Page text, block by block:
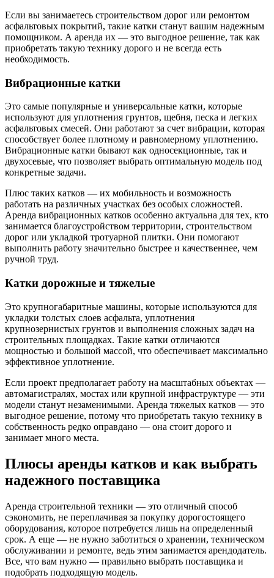
Если вы занимаетесь строительством дорог или ремонтом
асфальтовых покрытий, такие катки станут вашим надежным
помощником. А аренда их — это выгодное решение, так как
приобретать такую технику дорого и не всегда есть
необходимость.
Вибрационные катки
Это самые популярные и универсальные катки, которые
используют для уплотнения грунтов, щебня, песка и легких
асфальтовых смесей. Они работают за счет вибрации, которая
способствует более плотному и равномерному уплотнению.
Вибрационные катки бывают как односекционные, так и
двухосевые, что позволяет выбрать оптимальную модель под
конкретные задачи.
Плюс таких катков — их мобильность и возможность
работать на различных участках без особых сложностей.
Аренда вибрационных катков особенно актуальна для тех, кто
занимается благоустройством территории, строительством
дорог или укладкой тротуарной плитки. Они помогают
выполнить работу значительно быстрее и качественнее, чем
ручной труд.
Катки дорожные и тяжелые
Это крупногабаритные машины, которые используются для
укладки толстых слоев асфальта, уплотнения
крупнозернистых грунтов и выполнения сложных задач на
строительных площадках. Такие катки отличаются
мощностью и большой массой, что обеспечивает максимально
эффективное уплотнение.
Если проект предполагает работу на масштабных объектах —
автомагистралях, мостах или крупной инфраструктуре — эти
модели станут незаменимыми. Аренда тяжелых катков — это
выгодное решение, потому что приобретать такую технику в
собственность редко оправдано — она стоит дорого и
занимает много места.
Плюсы аренды катков и как выбрать
надежного поставщика
Аренда строительной техники — это отличный способ
сэкономить, не переплачивая за покупку дорогостоящего
оборудования, которое потребуется лишь на определенный
срок. А еще — не нужно заботиться о хранении, техническом
обслуживании и ремонте, ведь этим занимается арендодатель.
Все, что вам нужно — правильно выбрать поставщика и
подобрать подходящую модель.